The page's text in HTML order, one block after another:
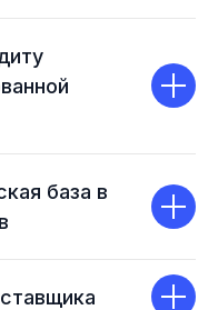
база в